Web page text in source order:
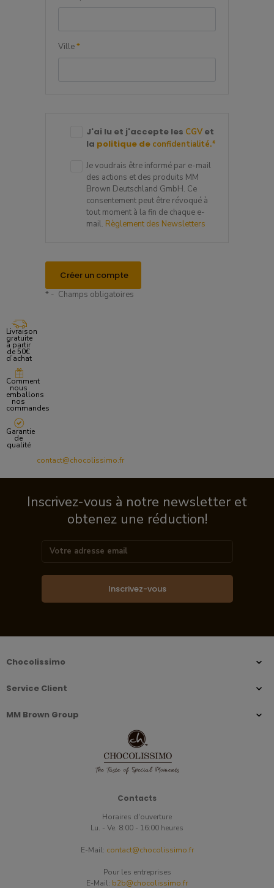
Ville*
J'ai lu et j'accepte les CGVet
la politique de confidentialité.*
Je voudrais être informé par e-mail
des actions et des produits MM
Brown Deutschland GmbH. Ce
consentement peut être révoqué à
tout moment à la fin de chaque e-
mail. Règlement des Newsletters
Créer un compte
* - Champs obligatoires
Livraison
gratuite
à partir
de 50€
d’achat
Comment
nous
emballons
nos
commandes
Garantie
de
qualité
contact@chocolissimo.fr
Inscrivez-vous à notre newsletter et
obtenez une réduction!
Inscrivez-vous
Chocolissimo
Service Client
MM Brown Group
Contacts
Horaires d'ouverture
Lu. - Ve. 8:00 - 16:00 heures
E-Mail: contact@chocolissimo.fr
Pour les entreprises
E-Mail: b2b@chocolissimo.fr